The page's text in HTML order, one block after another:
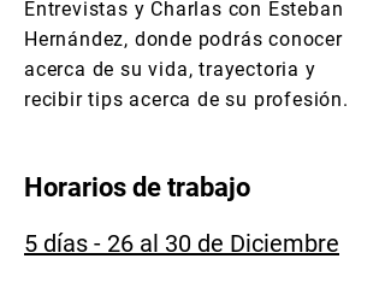
Entrevistas y Charlas con Esteban
Hernández, donde podrás conocer
acerca de su vida, trayectoria y
recibir tips acerca de su profesión.
Horarios de trabajo
5 días - 26 al 30 de Diciembre